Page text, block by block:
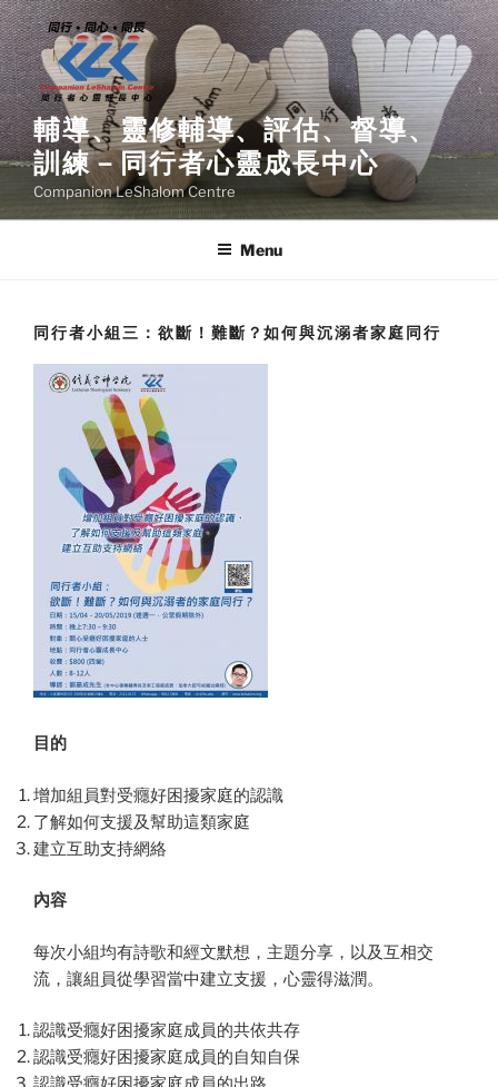
Skip
to
content
輔導、靈修輔導、評估、督導、
訓練－同行者心靈成長中心
Companion LeShalom Centre
Menu
同行者小組三：欲斷！難斷？如何與沉溺者家庭同行
目的
增加組員對受癮好困擾家庭的認識
了解如何支援及幫助這類家庭
建立互助支持網絡
內容
每次小組均有詩歌和經文默想，主題分享，以及互相交
流，讓組員從學習當中建立支援，心靈得滋潤。
認識受癮好困擾家庭成員的共依共存
認識受癮好困擾家庭成員的自知自保